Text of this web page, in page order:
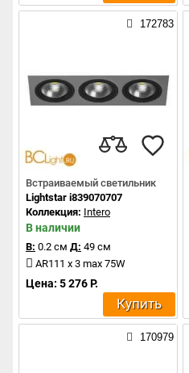
172783
Встраиваемый светильник
Lightstar i839070707
Коллекция: Intero
В наличии
В: 0.2 см Д: 49 см
AR111 x 3 max 75W
Цена: 5 276 Р.
Купить
170979